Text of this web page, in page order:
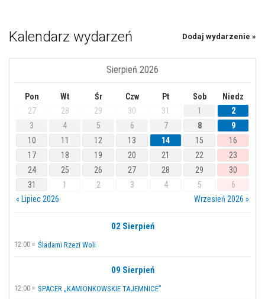
Kalendarz wydarzeń Dodaj wydarzenie »
Sierpień 2026
Pon Wt Śr Czw Pt Sob
Niedz
27
28 29 30 31 1
2
3
4 5 6 7 8
9
10
11 12 13 14 15
16
17
18 19 20 21 22
23
24
25 26 27 28 29
30
31
1 2 3 4 5
6
« Lipiec 2026
Wrzesień 2026 »
02 Sierpień
12:00 Śladami Rzezi Woli
09 Sierpień
12:00 SPACER „KAMIONKOWSKIE TAJEMNICE”